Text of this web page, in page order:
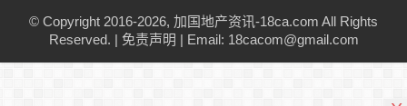
© Copyright 2016-2026, 加国地产资讯-18ca.com All Rights
Reserved. | 免责声明 | Email: 18cacom@gmail.com